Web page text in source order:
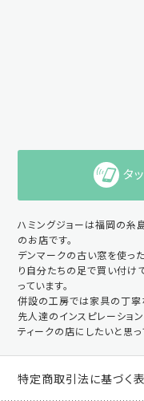
タ
ハミングジョーは福岡の糸
のお店です。
デンマークの古い窓を使っ
り自分たちの足で買い付け
っています。
併設の工房では家具の丁寧
先人達のインスピレーショ
ティークの店にしたいと思っ
特定商取引法に基づく